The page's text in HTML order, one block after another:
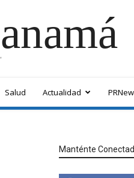
Salud Actualidad
Manténte